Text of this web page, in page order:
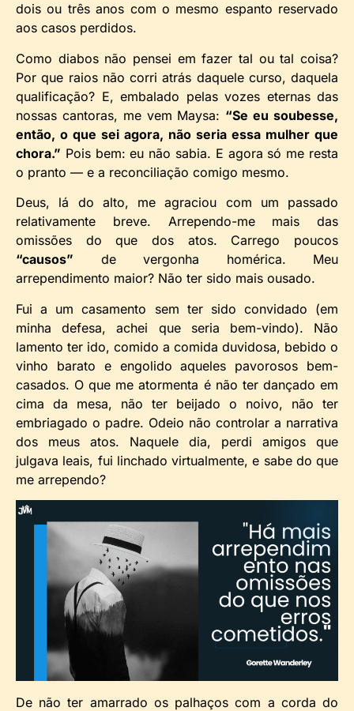
dois ou três anos com o mesmo espanto reservado
aos casos perdidos.
Como diabos não pensei em fazer tal ou tal coisa?
Por que raios não corri atrás daquele curso, daquela
qualificação? E, embalado pelas vozes eternas das
nossas cantoras, me vem Maysa: “Se eu soubesse,
então, o que sei agora, não seria essa mulher que
chora.” Pois bem: eu não sabia. E agora só me resta
o pranto — e a reconciliação comigo mesmo.
Deus, lá do alto, me agraciou com um passado
relativamente breve. Arrependo-me mais das
omissões do que dos atos. Carrego poucos
“causos” de vergonha homérica. Meu
arrependimento maior? Não ter sido mais ousado.
Fui a um casamento sem ter sido convidado (em
minha defesa, achei que seria bem-vindo). Não
lamento ter ido, comido a comida duvidosa, bebido o
vinho barato e engolido aqueles pavorosos bem-
casados. O que me atormenta é não ter dançado em
cima da mesa, não ter beijado o noivo, não ter
embriagado o padre. Odeio não controlar a narrativa
dos meus atos. Naquele dia, perdi amigos que
julgava leais, fui linchado virtualmente, e sabe do que
me arrependo?
De não ter amarrado os palhaços com a corda do